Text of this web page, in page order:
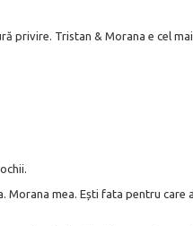
privire. Tristan & Morana e cel
Morana mea. Ești fata pentru